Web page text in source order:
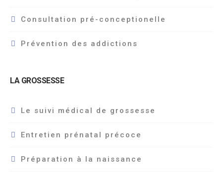
Consultation pré-conceptionelle
Prévention des addictions
LA GROSSESSE
Le suivi médical de grossesse
Entretien prénatal précoce
Préparation à la naissance